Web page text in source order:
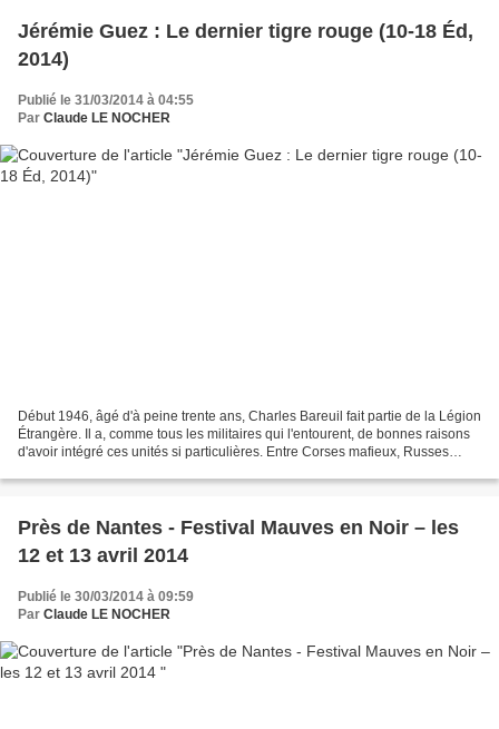
Jérémie Guez : Le dernier tigre rouge (10-18 Éd,
2014)
Publié le 31/03/2014 à 04:55
Par Claude LE NOCHER
Début 1946, âgé d'à peine trente ans, Charles Bareuil fait partie de la Légion
Étrangère. Il a, comme tous les militaires qui l'entourent, de bonnes raisons
d'avoir intégré ces unités si particulières. Entre Corses mafieux, Russes
Près de Nantes - Festival Mauves en Noir – les
12 et 13 avril 2014
Publié le 30/03/2014 à 09:59
Par Claude LE NOCHER